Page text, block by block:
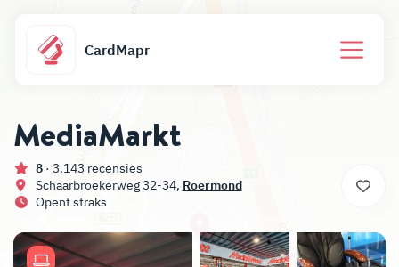
CardMapr
MediaMarkt
8 · 3.143 recensies
Schaarbroekerweg 32-34, Roermond
Opent straks